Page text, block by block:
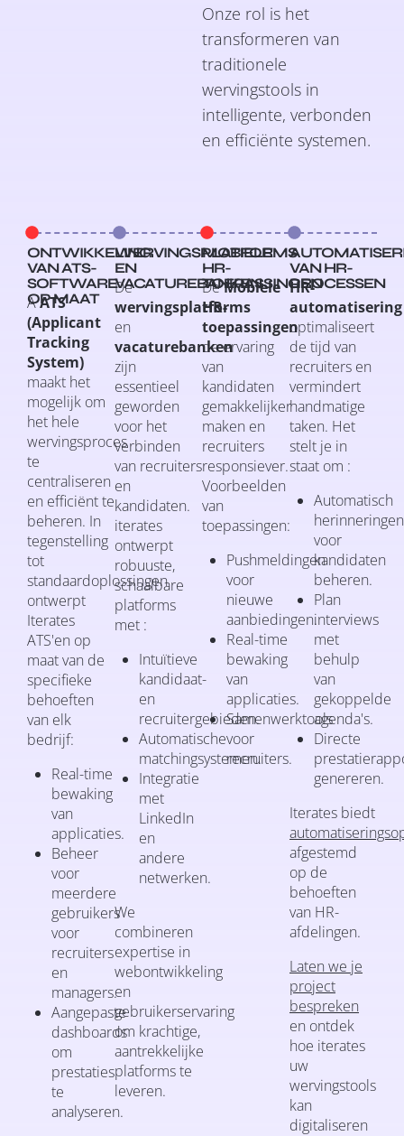
Onze rol is het
transformeren van
traditionele
wervingstools in
intelligente, verbonden
en efficiënte systemen.
ONTWIKKELING
VAN ATS-
SOFTWARE
OP MAAT
AATS
(Applicant
Tracking
System)
maakt het
mogelijk om
het hele
wervingsproces
te
centraliseren
en efficiënt te
beheren. In
tegenstelling
tot
standaardoplossingen
ontwerpt
Iterates
ATS'en op
maat van de
specifieke
behoeften
van elk
bedrijf:
Real-time
bewaking
van
applicaties.
Beheer
voor
meerdere
gebruikers
voor
recruiters
en
managers.
Aangepaste
dashboards
om
prestaties
te
analyseren.
WERVINGSPLATFORMS
EN
VACATUREBANKEN
De
wervingsplatforms
en
vacaturebanken
zijn
essentieel
geworden
voor het
verbinden
van recruiters
en
kandidaten.
iterates
ontwerpt
robuuste,
schaalbare
platforms
met :
Intuïtieve
kandidaat-
en
recruitergebieden.
Automatische
matchingsystemen.
Integratie
met
LinkedIn
en
andere
netwerken.
We
combineren
expertise in
webontwikkeling
en
gebruikerservaring
om krachtige,
aantrekkelijke
platforms te
leveren.
MOBIELE
HR-
TOEPASSINGEN
DeMobiele
HR-
toepassingen
de ervaring
van
kandidaten
gemakkelijker
maken en
recruiters
responsiever.
Voorbeelden
van
toepassingen:
Pushmeldingen
voor
nieuwe
aanbiedingen.
Real-time
bewaking
van
applicaties.
Samenwerktools
voor
recruiters.
VAN HR-
PROCESSEN
HR-
automatisering
optimaliseert
de tijd van
recruiters en
vermindert
handmatige
taken. Het
stelt je in
staat om :
Automatisch
herinneringen
voor
kandidaten
beheren.
Plan
interviews
met
behulp
van
gekoppelde
agenda's.
Directe
genereren.
Iterates biedt
afgestemd
op de
behoeften
van HR-
afdelingen.
Laten we je
project
bespreken
en ontdek
hoe iterates
uw
wervingstools
kan
digitaliseren